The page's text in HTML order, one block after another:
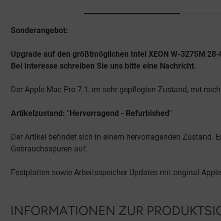
Sonderangebot:
Upgrade auf den größtmöglichen Intel XEON W-3275M
Bei Interesse schreiben Sie uns bitte eine Nachricht.
Der Apple Mac Pro 7.1, im sehr gepflegten Zustand, mit
Artikelzustand: "Hervorragend - Refurbished"
Der Artikel befindet sich in einem hervorragenden
Gebrauchsspuren auf.
Festplatten sowie Arbeitsspeicher Updates mit original
INFORMATIONEN ZUR